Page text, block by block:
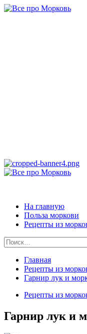
Перейти
Основное
На главную
Польза моркови
Рецепты из
Найти:
Главная
Рецепты из
Гарнир лук и
Рецепты из
Гарнир лук и